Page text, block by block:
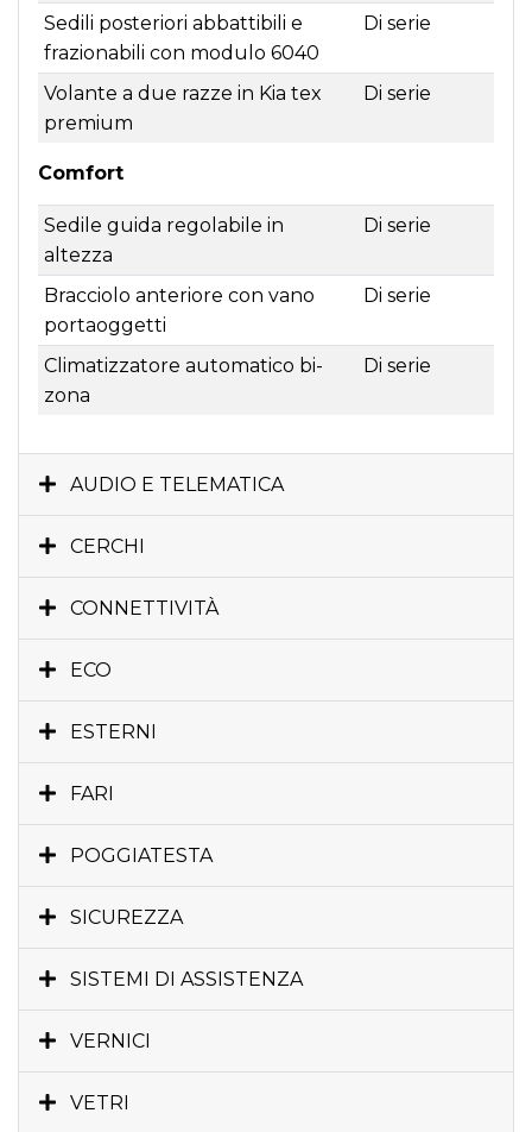
Sedili posteriori abbattibili e
frazionabili con modulo 6040
Di serie
Volante a due razze in Kia tex
premium
Di serie
Comfort
Sedile guida regolabile in
altezza
Di serie
Bracciolo anteriore con vano
portaoggetti
Di serie
Climatizzatore automatico bi-
zona
Di serie
AUDIO E TELEMATICA
CERCHI
CONNETTIVITÀ
ECO
ESTERNI
FARI
POGGIATESTA
SICUREZZA
SISTEMI DI ASSISTENZA
VERNICI
VETRI